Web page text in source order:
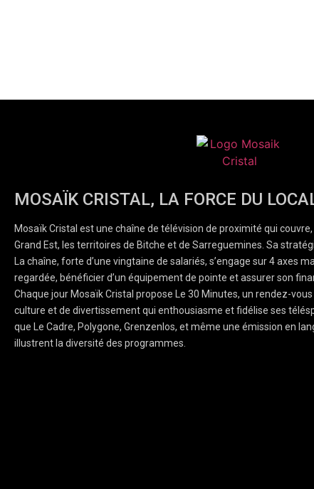
MOSAÏK CRISTAL, LA FORCE DU
Mosaïk Cristal est une chaîne de télévision de proximité qui
Grand Est, les territoires de Bitche et de Sarreguemines. Sa
La chaîne, forte d’une vingtaine de salariés, s’engage sur 4 axes
regardée, bénéficier d’un équipement de pointe et assurer son
Chaque jour Mosaïk Cristal propose Le 30 Minutes, un rendez-
culture et de divertissement qui enthousiasme et fidélise ses
que Le Cadre, Polygone, Grenzenlos, et même une émission en
illustrent la diversité des programmes.